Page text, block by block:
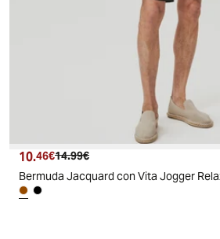
Prezzo attuale
10.46€ Prezzo originale
14.99€
Bermuda Jacquard con Vita Jogger